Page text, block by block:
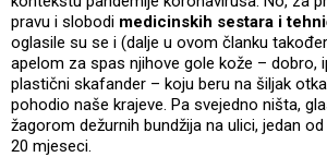
pravu i slobodi medicinskih sestara i
oglasile su se i (dalje u ovom članku
apelom za spas njihove gole kože – dobro,
plastični skafander – koju beru na šiljak
pohodio naše krajeve. Pa svejedno ništa,
žagorom dežurnih bundžija na ulici, jedan
20 mjeseci.